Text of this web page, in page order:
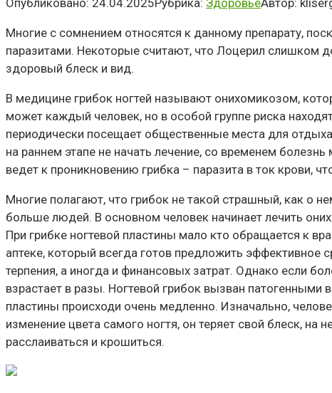
Многие с сомнением относятся к данному препарату,
паразитами. Некоторые считают, что Лоцерил слишком
здоровый блеск и вид.
В медицине грибок ногтей называют онихомикозом,
может каждый человек, но в особой группе риска
периодически посещает общественные места для
на раннем этапе не начать лечение, со временем
ведет к проникновению грибка – паразита в ток крови,
Многие полагают, что грибок не такой страшный, как о
больше людей. В основном человек начинает лечить
При грибке ногтевой пластины мало кто обращается к
аптеке, который всегда готов предложить эффективное
терпения, а иногда и финансовых затрат. Однако если
взрастает в разы. Ногтевой грибок вызван
пластины происходи очень медленно. Изначально,
изменение цвета самого ногтя, он теряет свой блеск,
расслаиваться и крошиться.